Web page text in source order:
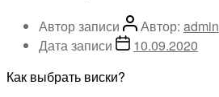
Автор записи Автор: admin
Дата записи
10.09.2020
Как выбрать виски?